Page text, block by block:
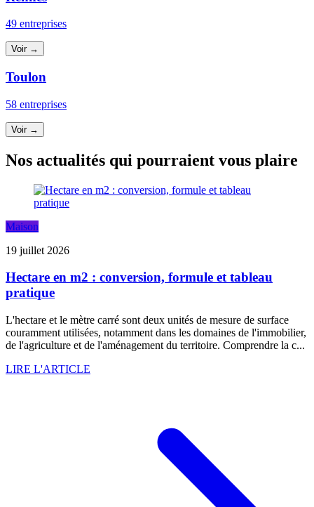
49 entreprises
Voir →
Toulon
58 entreprises
Voir →
Nos actualités qui pourraient vous plaire
Maison
19 juillet 2026
Hectare en m2 : conversion, formule et tableau
pratique
L'hectare et le mètre carré sont deux unités de mesure de surface
couramment utilisées, notamment dans les domaines de l'immobilier,
de l'agriculture et de l'aménagement du territoire. Comprendre la c...
LIRE L'ARTICLE